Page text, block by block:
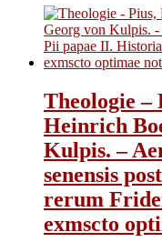
Theologie –
Heinrich
Kulpis. –
senensis
rerum
exmscto